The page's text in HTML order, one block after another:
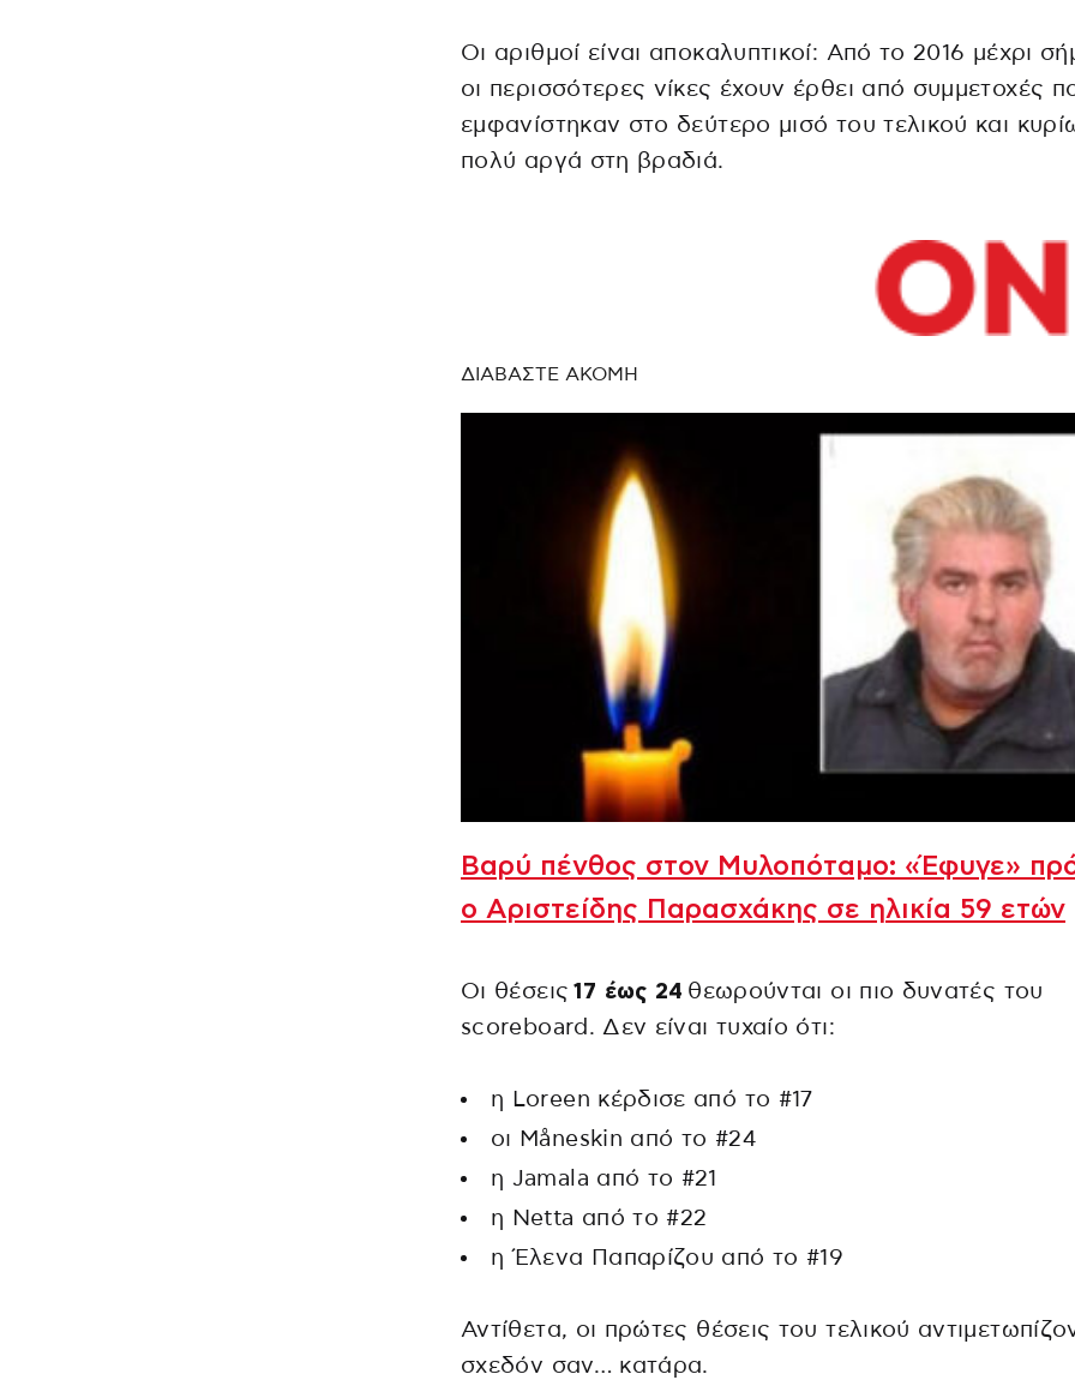
Οι αριθμοί είναι αποκαλυπτικοί: Από το 2016 μέχρι
οι περισσότερες νίκες έχουν έρθει από συμμετοχές
εμφανίστηκαν στο δεύτερο μισό του τελικού και
πολύ αργά στη βραδιά.
ΔΙΑΒΑΣΤΕ ΑΚΟΜΗ
Βαρύ πένθος στον Μυλοπόταμο: «Έφυγε»
ο Αριστείδης Παρασχάκης σε ηλικία 59 ετών
Οι θέσεις 17 έως 24 θεωρούνται οι πιο δυνατές του
scoreboard. Δεν είναι τυχαίο ότι:
η Loreen κέρδισε από το #17
οι Måneskin από το #24
η Jamala από το #21
η Netta από το #22
η Έλενα Παπαρίζου από το #19
Αντίθετα, οι πρώτες θέσεις του τελικού
σχεδόν σαν… κατάρα.